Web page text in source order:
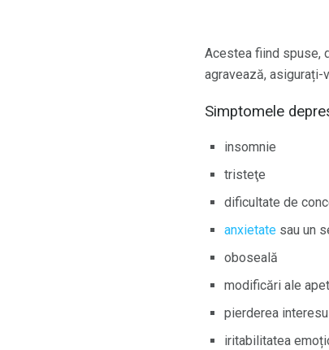
Acestea fiind spuse,
agravează, asigurați-
Simptomele
insomnie
tristeţe
dificultate de
anxietate sau un
oboseală
modificări ale
pierderea
iritabilitatea